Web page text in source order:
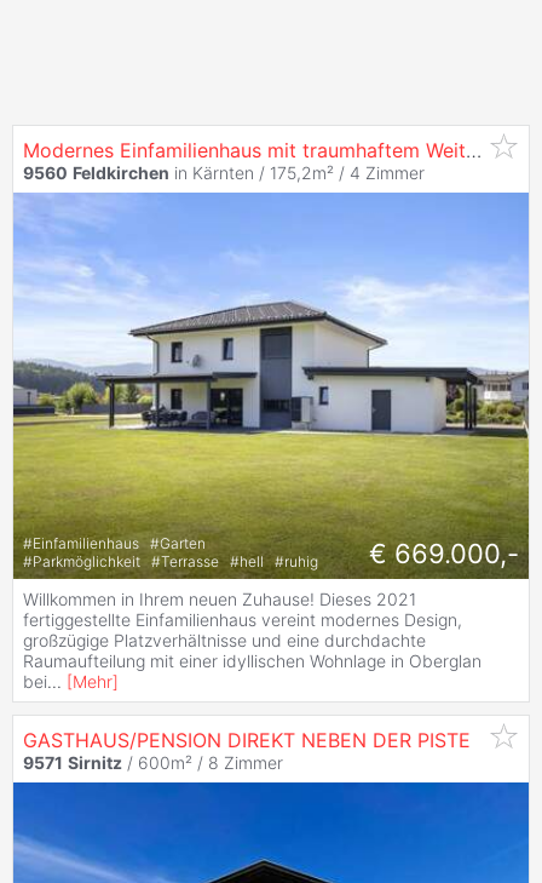
Modernes Einfamilienhaus mit traumhaftem Weitblick & großzügiger Terrasse
9560 Feldkirchen in Kärnten / 175,2m² / 4 Zimmer
#Einfamilienhaus #Garten
#Parkmöglichkeit #Terrasse #hell #ruhig € 669.000,-
Willkommen in Ihrem neuen Zuhause! Dieses 2021
fertiggestellte Einfamilienhaus vereint modernes Design,
großzügige Platzverhältnisse und eine durchdachte
Raumaufteilung mit einer idyllischen Wohnlage in Oberglan
bei... [Mehr]
GASTHAUS/PENSION DIREKT NEBEN DER PISTE
9571 Sirnitz / 600m² / 8 Zimmer